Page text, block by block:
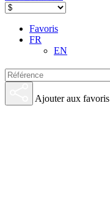
Favoris
FR
EN
Ajouter aux favoris